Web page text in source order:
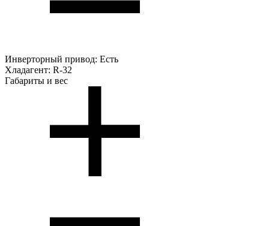
Инверторный привод: Есть
Хладагент: R-32
Габариты и вес